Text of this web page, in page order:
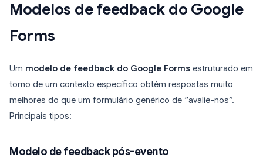
Modelos de feedback do Google
Forms
Um modelo de feedback do Google Forms estruturado em
torno de um contexto específico obtém respostas muito
melhores do que um formulário genérico de “avalie-nos”.
Principais tipos:
Modelo de feedback pós-evento